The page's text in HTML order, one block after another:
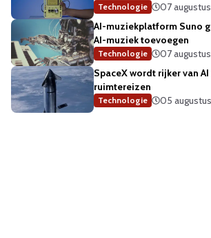
Technologie
07
AI-muziekplatform Suno
AI-muziek toevoegen
Technologie
07
SpaceX wordt rijker van
ruimtereizen
Technologie 05